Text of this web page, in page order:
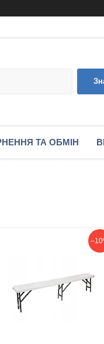
ТА ОБМІН